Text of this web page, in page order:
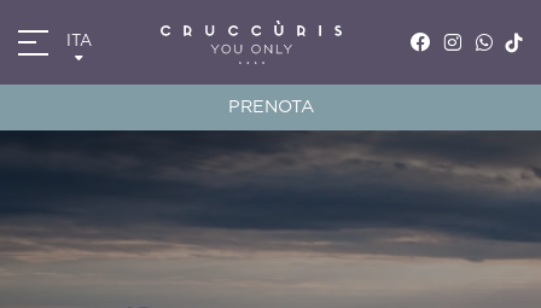
ITA
ITA
ENG
PRENOTA
AGO 09AGO2026